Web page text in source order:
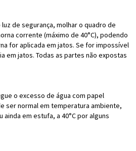
de segurança, molhar o quadro de
corrente (máximo de 40°C), podendo
for aplicada em jatos. Se for impossível
em jatos. Todas as partes não expostas
o excesso de água com papel
ser normal em temperatura ambiente,
em estufa, a 40°C por alguns